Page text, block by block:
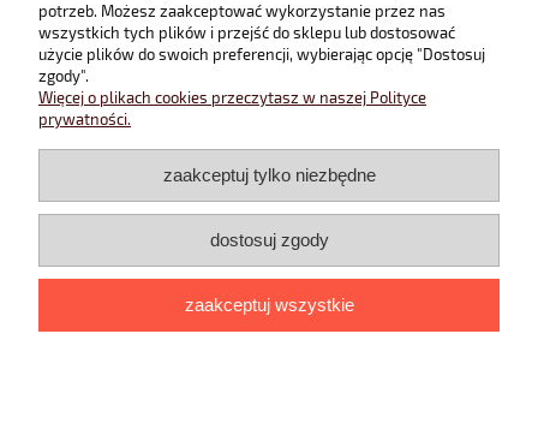
Sklep internetowy Shoper.pl
potrzeb. Możesz zaakceptować wykorzystanie przez nas
wszystkich tych plików i przejść do sklepu lub dostosować
użycie plików do swoich preferencji, wybierając opcję "Dostosuj
zgody".
Więcej o plikach cookies przeczytasz w naszej Polityce
prywatności.
zaakceptuj tylko niezbędne
dostosuj zgody
zaakceptuj wszystkie